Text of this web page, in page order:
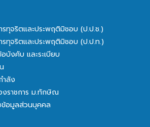
รทุจริตและประพฤติมิชอบ (ป.ป.ช.)
รทุจริตและประพฤติมิชอบ (ป.ป.ท.)
บังคับ และระเบียบ
ำลัง
งราชการ ม.ทักษิณ
ข้อมูลส่วนบุคคล